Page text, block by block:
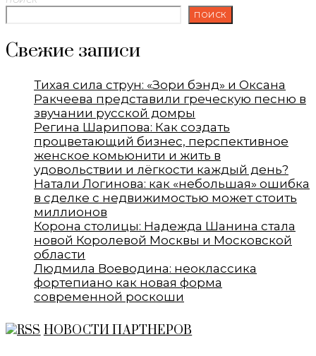
ПОИСК
Свежие записи
Тихая сила струн: «Зори бэнд» и Оксана
Ракчеева представили греческую песню в
звучании русской домры
Регина Шарипова: Как создать
процветающий бизнес, перспективное
женское комьюнити и жить в
удовольствии и лёгкости каждый день?
Натали Логинова: как «небольшая» ошибка
в сделке с недвижимостью может стоить
миллионов
Корона столицы: Надежда Шанина стала
новой Королевой Москвы и Московской
области
Людмила Воеводина: неоклассика
фортепиано как новая форма
современной роскоши
НОВОСТИ ПАРТНЕРОВ